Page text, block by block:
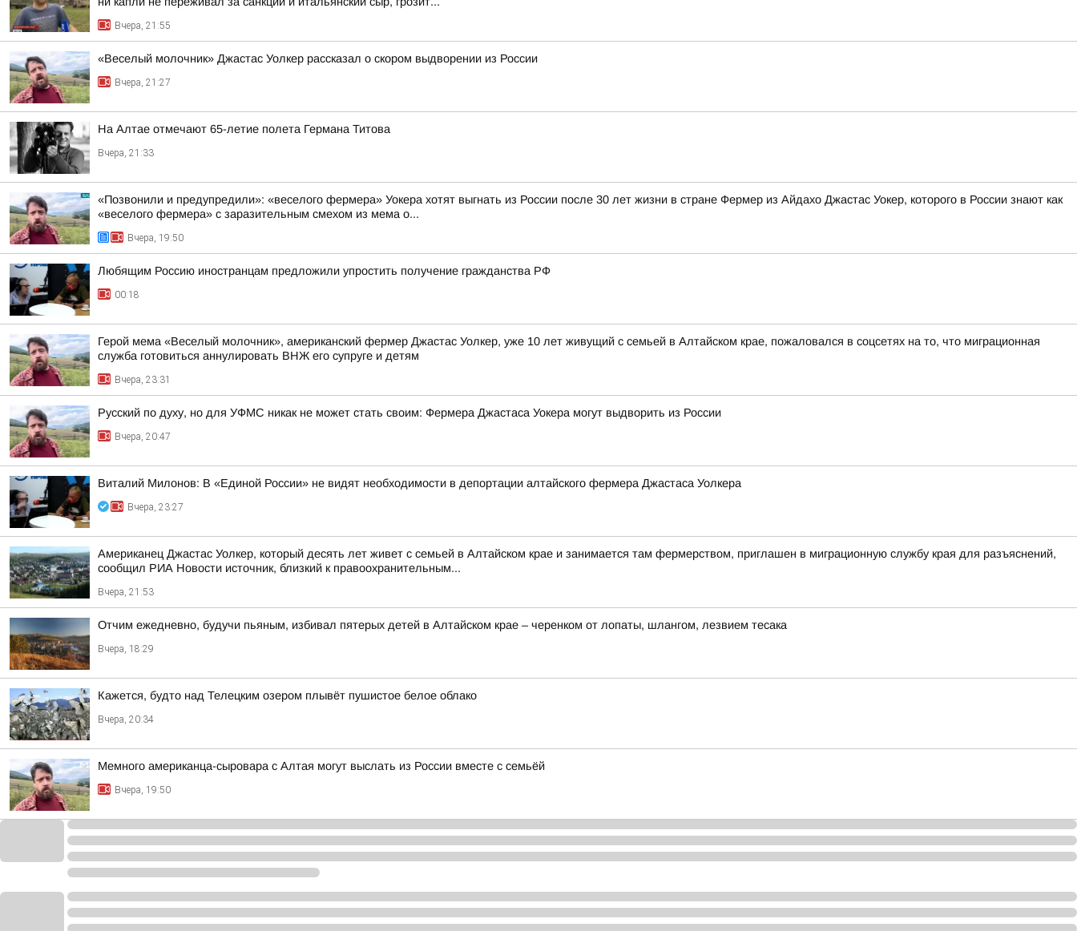
Вчера, 21:55
«Веселый молочник» Джастас Уолкер рассказал о скором выдворении из России
Вчера, 21:27
На Алтае отмечают 65-летие полета Германа Титова
Вчера, 21:33
«Позвонили и предупредили»: «веселого фермера» Уокера хотят выгнать из России после 30 лет жизни в стране Фермер из Айдахо Джастас Уокер, которого в России знают как
«веселого фермера» с заразительным смехом из мема о...
Вчера, 19:50
Любящим Россию иностранцам предложили упростить получение гражданства РФ
00:18
Герой мема «Веселый молочник», американский фермер Джастас Уолкер, уже 10 лет живущий с семьей в Алтайском крае, пожаловался в соцсетях на то, что миграционная
служба готовиться аннулировать ВНЖ его супруге и детям
Вчера, 23:31
Русский по духу, но для УФМС никак не может стать своим: Фермера Джастаса Уокера могут выдворить из России
Вчера, 20:47
Виталий Милонов: В «Единой России» не видят необходимости в депортации алтайского фермера Джастаса Уолкера
Вчера, 23:27
Американец Джастас Уолкер, который десять лет живет с семьей в Алтайском крае и занимается там фермерством, приглашен в миграционную службу края для разъяснений,
сообщил РИА Новости источник, близкий к правоохранительным...
Вчера, 21:53
Отчим ежедневно, будучи пьяным, избивал пятерых детей в Алтайском крае – черенком от лопаты, шлангом, лезвием тесака
Вчера, 18:29
Кажется, будто над Телецким озером плывёт пушистое белое облако
Вчера, 20:34
Мемного американца-сыровара с Алтая могут выслать из России вместе с семьёй
Вчера, 19:50